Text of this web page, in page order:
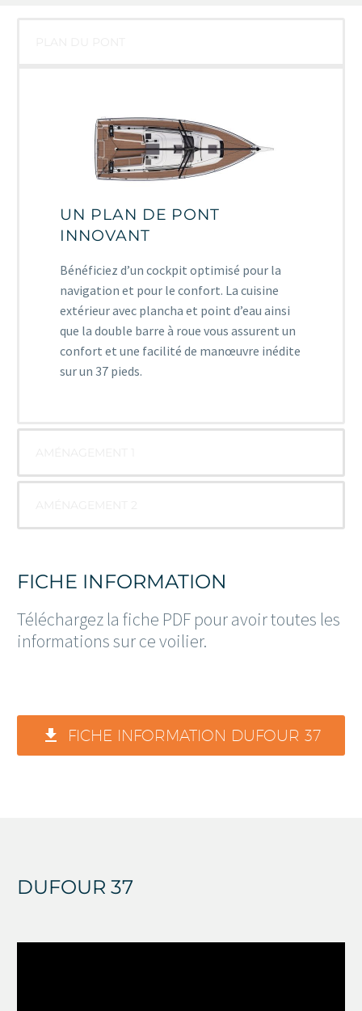
UN PLAN DE PONT
INNOVANT
Bénéficiez d’un cockpit optimisé pour la
navigation et pour le confort. La cuisine
extérieur avec plancha et point d’eau ainsi
que la double barre à roue vous assurent un
confort et une facilité de manœuvre inédite
sur un 37 pieds.
FICHE INFORMATION
Téléchargez la fiche PDF pour avoir toutes les
informations sur ce voilier.
 FICHE INFORMATION DUFOUR 37
DUFOUR 37